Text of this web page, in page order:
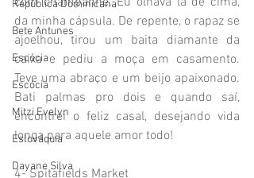
República Dominicana
Bete Antunes
Escócia
Escócia
Mitzi Evelyn
Eslováquia
Dayane Silva
da minha cápsula. De repente, o rapaz se
ajoelhou, tirou um baita diamante da
caixa e pediu a moça em casamento.
Teve uma abraço e um beijo apaixonado.
Bati palmas pro dois e quando saí,
encontrei o feliz casal, desejando vida
longa para aquele amor todo!
4- Spitafields Market